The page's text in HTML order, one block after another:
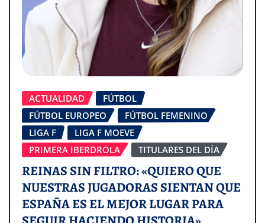
ACTUALIDAD
FÚTBOL
FÚTBOL EUROPEO
FÚTBOL FEMENINO
LIGA F
LIGA F MOEVE
PRIMERA IBERDROLA
TITULARES DEL DÍA
REINAS SIN FILTRO: «QUIERO QUE
NUESTRAS JUGADORAS SIENTAN QUE
ESPAÑA ES EL MEJOR LUGAR PARA